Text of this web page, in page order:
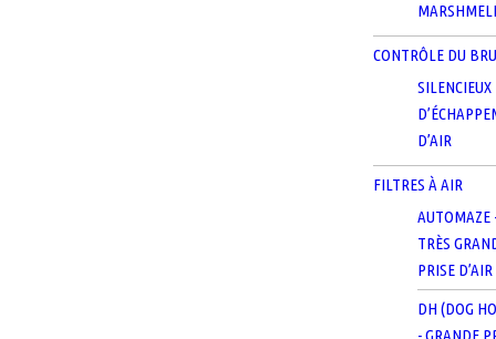
CONTRÔLE DU
SILENCIEUX
D’AIR
FILTRES À AIR
AUTOMAZE
TRÈS
PRISE D’AIR
DH (DOG